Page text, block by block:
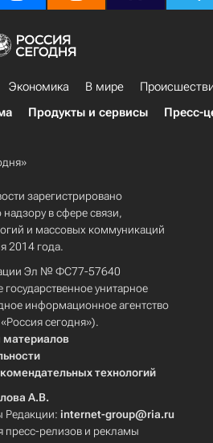
Олимпиада 2024
Экономика В мире
Продукты и сервисы Пресс-
зарегистрировано
в сфере связи,
и массовых коммуникаций
2014 года.
Эл № ФС77-57640
унитарное
информационное агентство
сегодня»).
материалов
технологий
А.В.
Редакции: internet-group@ria.ru
релизов и рекламы